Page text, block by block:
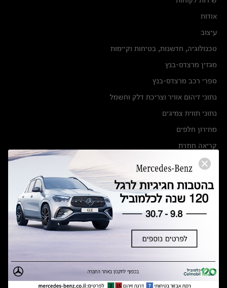
אודות
עיצוב
טכנולוגיה, חדשנות, בטיחות וקיימות
מגזין מרצדס-בנץ
ספרי רכב מרצדס-בנץ
נתוני זיהום אוויר וצריכת דלק וחשמל
נתוני תווית צמיגים
מחירון חלפים
קריאה חוזרת
הודעה על הטבות לרכבי מרצדס בהסדר פשרה בתצ 56447-02-19
תקנון ימי מכירות 120 לכלמוביל
מצאו אותנו
אולמות תצוגה
מרכזי שירות